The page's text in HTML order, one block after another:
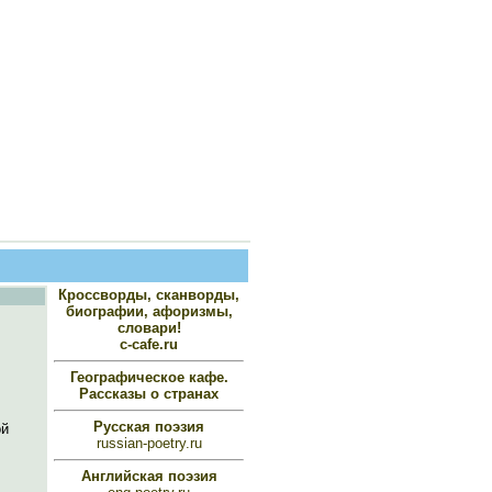
Кроссворды, сканворды,
биографии, афоризмы,
словари!
c-cafe.ru
Географическое кафе.
Рассказы о странах
Русская поэзия
russian-poetry.ru
Английская поэзия